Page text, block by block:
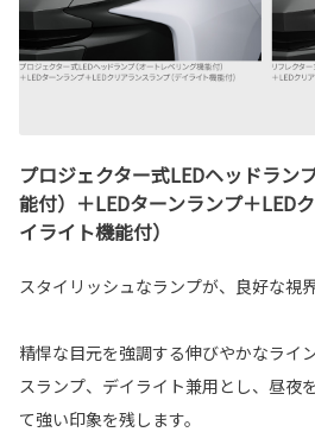
プロジェクター式LEDヘッドラン
能付）＋LEDターンランプ＋LED
イライト機能付）
スタイリッシュなランプが、良好な視
精悍な目元を強調する伸びやかなライ
スランプ、デイライト兼用とし、昼夜
て強い印象を残します。